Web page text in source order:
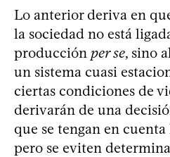
Lo anterior deriva en
la sociedad no está
producción per se, sino
un sistema cuasi
ciertas condiciones de
derivarán de una
que se tengan en
pero se eviten